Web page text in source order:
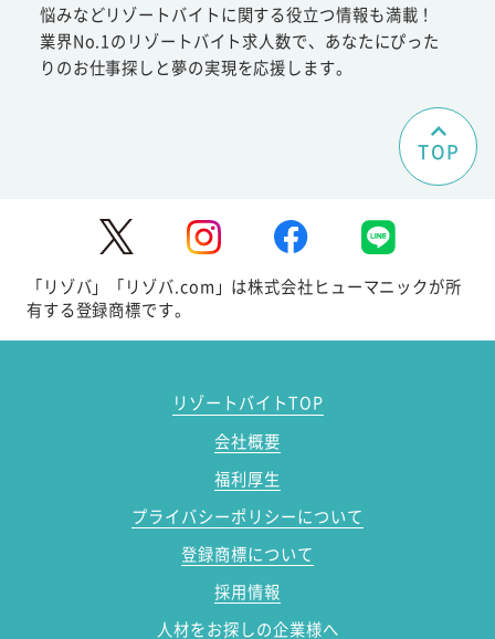
悩みなどリゾートバイトに関する役立つ情報も満載！
業界No.1のリゾートバイト求人数で、あなたにぴった
りのお仕事探しと夢の実現を応援します。
TOP
「リゾバ」「リゾバ.com」は株式会社ヒューマニックが所
有する登録商標です。
リゾートバイトTOP
会社概要
福利厚生
プライバシーポリシーについて
登録商標について
採用情報
人材をお探しの企業様へ